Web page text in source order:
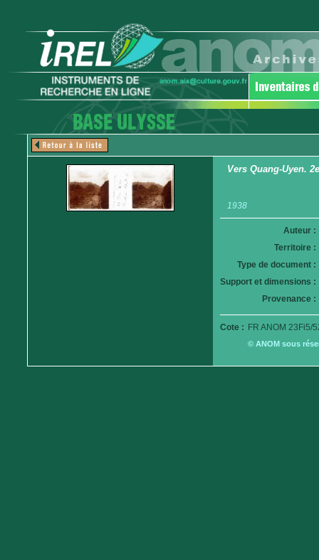
Vers Quang-Uyen.
1938
Auteur :
Territoire :
Type de document :
Support et dimensions :
Provenance :
Cote : FR ANOM 23Fi5/
© ANOM sous